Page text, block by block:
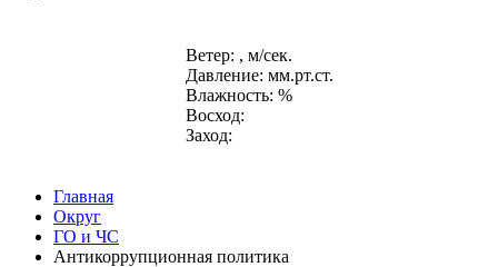
Ветер: , м/сек.
Давление: мм.рт.ст.
Влажность: %
Восход:
Заход:
Главная
Округ
ГО и ЧС
Антикоррупционная политика